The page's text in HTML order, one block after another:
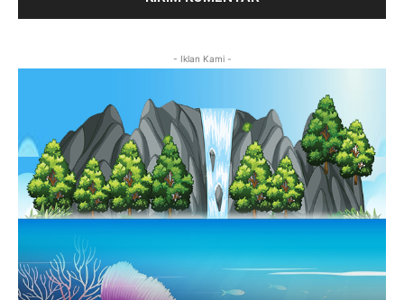
- Iklan Kami -